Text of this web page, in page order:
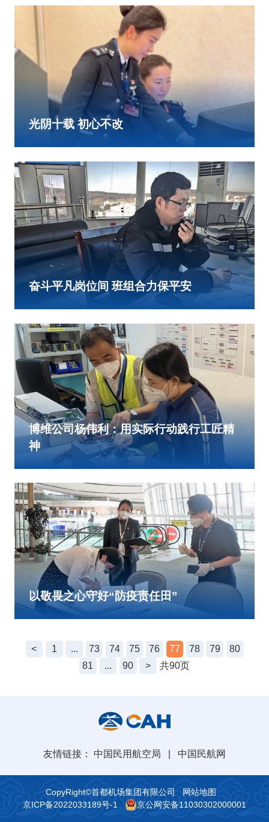
光阴十载 初心不改
奋斗平凡岗位间 班组合力保平安
博维公司杨伟利：用实际行动践行工匠精
神
以敬畏之心守好“防疫责任田”
< 1 ... 73 74 75 76 77 78 79
80
81
... 90 > 共90页
友情链接： 中国民用航空局 中国民航网
CopyRight©首都机场集团有限公司
网站地图
京ICP备2022033189号-1
京公网安备11030302000001